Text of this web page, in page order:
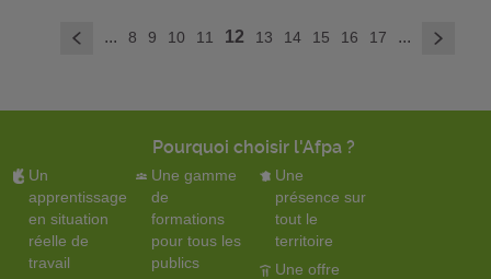
< ... 8 9 10 11 12 13 14 15 16 17 ... >
Pourquoi choisir l'Afpa ?
Un
apprentissage
en situation
réelle de
travail
Une gamme
de
formations
pour tous les
publics
Une
présence sur
tout le
territoire
Une offre